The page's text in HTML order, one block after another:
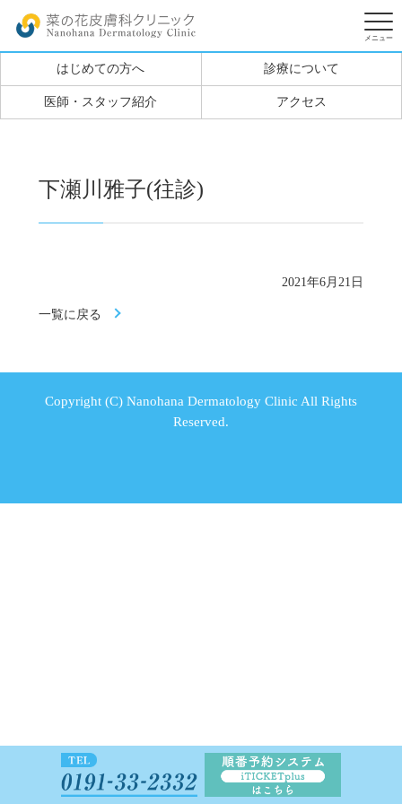
はじめての方へ 診療について
医師・スタッフ紹介 アクセス
下瀬川雅子(往診)
2021年6月21日
一覧に戻る
Copyright (C) Nanohana Dermatology Clinic All Rights
Reserved.